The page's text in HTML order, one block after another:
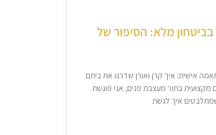
מלא: הסיפור של
אישית: איך קרן ואורן שדרגו את ביתם
מקצועית בתור מעצבת פנים, אני פוגשת
איך לגשת